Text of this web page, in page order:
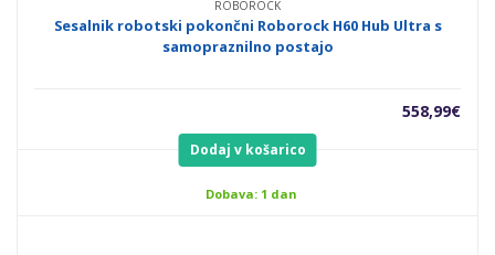
ROBOROCK
Sesalnik robotski pokončni Roborock H60 Hub Ultra s
samopraznilno postajo
558,99€
Dodaj v košarico
Dobava: 1 dan